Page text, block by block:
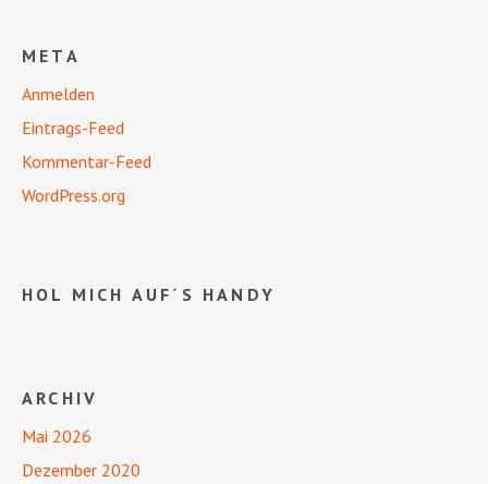
META
Anmelden
Eintrags-Feed
Kommentar-Feed
WordPress.org
HOL MICH AUF´S HANDY
ARCHIV
Mai 2026
Dezember 2020